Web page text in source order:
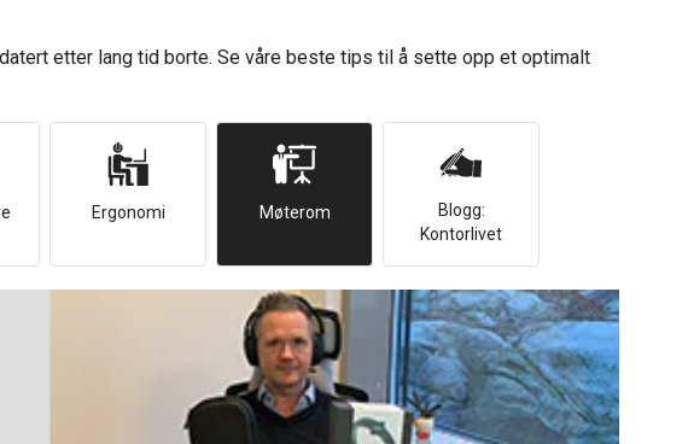
etter lang tid borte. Se våre beste tips til å sette opp et optimalt
Ergonomi Møterom
Blogg:
Kontorlivet